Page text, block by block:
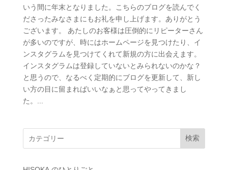
いう間に年末となりました。こちらのブログを読んでく
ださったみなさまにもお礼を申し上げます。ありがとう
ございます。 あたしのお客様は圧倒的にリピーターさん
が多いのですが、時にはホームページを見つけたり、イ
ンスタグラムを見つけてくれて新規の方に出会えます。
インスタグラムは登録していないとみられないのかな？
と思うので、なるべく定期的にブログを更新して、新し
い方の目に留まればいいなぁと思ってやってきまし
た。...
検索